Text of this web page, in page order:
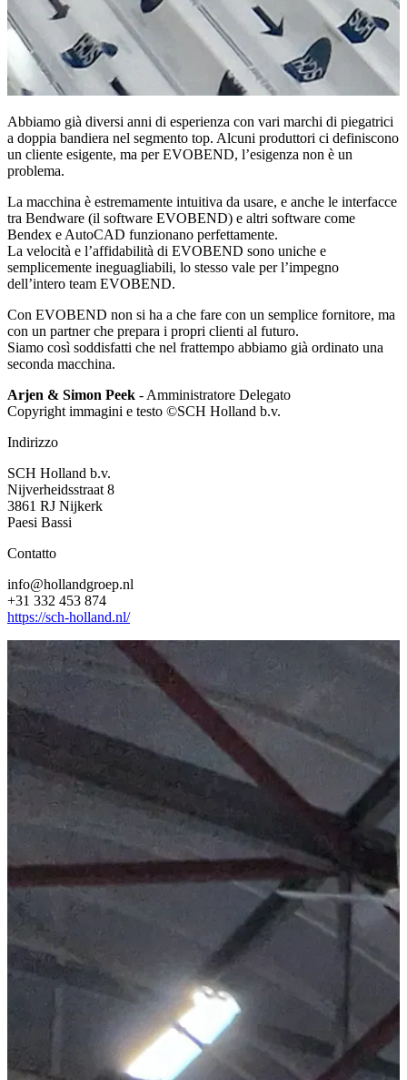
Abbiamo già diversi anni di esperienza con vari marchi di piegatrici
a doppia bandiera nel segmento top. Alcuni produttori ci definiscono
un cliente esigente, ma per EVOBEND, l’esigenza non è un
problema.
La macchina è estremamente intuitiva da usare, e anche le interfacce
tra Bendware (il software EVOBEND) e altri software come
Bendex e AutoCAD funzionano perfettamente.
La velocità e l’affidabilità di EVOBEND sono uniche e
semplicemente ineguagliabili, lo stesso vale per l’impegno
dell’intero team EVOBEND.
Con EVOBEND non si ha a che fare con un semplice fornitore, ma
con un partner che prepara i propri clienti al futuro.
Siamo così soddisfatti che nel frattempo abbiamo già ordinato una
seconda macchina.
Arjen & Simon Peek - Amministratore Delegato
Copyright immagini e testo ©SCH Holland b.v.
Indirizzo
SCH Holland b.v.
Nijverheidsstraat 8
3861 RJ Nijkerk
Paesi Bassi
Contatto
info@hollandgroep.nl
+31 332 453 874
https://sch-holland.nl/